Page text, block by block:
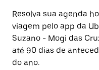
uma
data.
Pressione
a
tecla
“ESC”
para
Resolva sua agenda
viagem pelo app da
Suzano - Mogi das
até 90 dias de
do ano.